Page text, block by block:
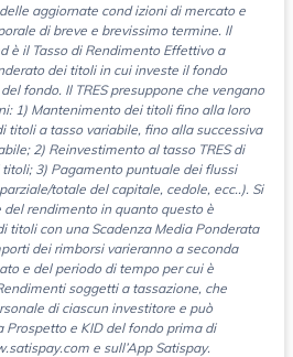
aggiornate cond izioni di mercato e
di breve e brevissimo termine. Il
è il Tasso di Rendimento Effettivo a
dei titoli in cui investe il fondo
fondo. Il TRES presuppone che vengano
1) Mantenimento dei titoli fino alla loro
titoli a tasso variabile, fino alla successiva
2) Reinvestimento al tasso TRES di
3) Pagamento puntuale dei flussi
totale del capitale, cedole, ecc..). Si
del rendimento in quanto questo è
titoli con una Scadenza Media Ponderata
dei rimborsi varieranno a seconda
e del periodo di tempo per cui è
soggetti a tassazione, che
di ciascun investitore e può
Prospetto e KID del fondo prima di
e sull’App Satispay.